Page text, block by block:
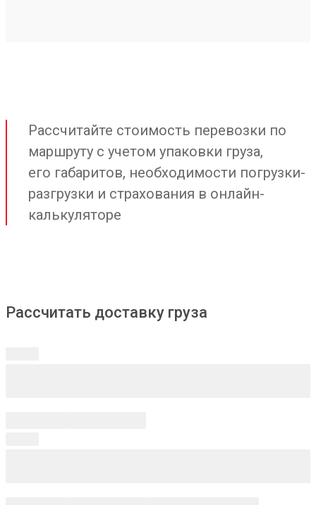
Рассчитайте стоимость перевозки по
маршруту с учетом упаковки груза,
его габаритов, необходимости погрузки-
разгрузки и страхования в онлайн-
калькуляторе
Рассчитать доставку груза